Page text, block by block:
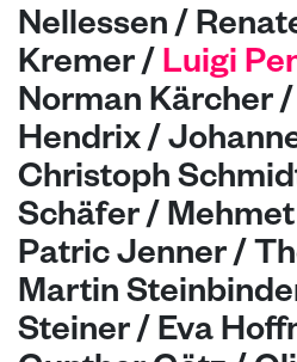
Nellessen /
Kremer / Luigi
Norman Kärcher
Hendrix /
Christoph
Schäfer /
Patric Jenner /
Martin
Steiner / Eva